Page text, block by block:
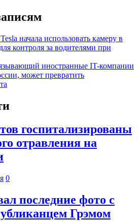
начала использовать камеру в
контроля за водителями при
иностранные IT-компании
может превратить
госпитализированы
отравления на
0
последние фото с
Грэмом